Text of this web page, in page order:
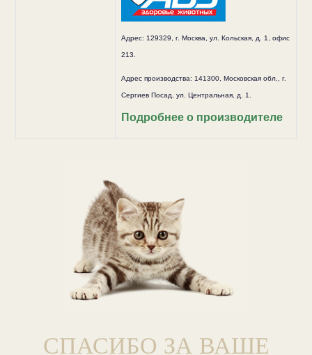
Адрес: 129329, г. Мocквa, ул. Кoльcкaя, д. 1, oфиc
213.
Адрес производства: 141300, Московская обл., г.
Сергиев Посад, ул. Центральная, д. 1.
Подробнее о производителе
СПАСИБО ЗА ВАШЕ